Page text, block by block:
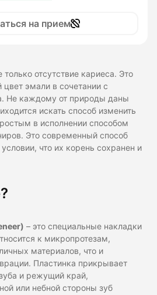
на прием
отсутствие кариеса. Это
эмали в сочетании с
Не каждому от природы даны
искать способ изменить
в исполнении способом
Это современный способ
что их корень сохранен и
– это специальные накладки
к микропротезам,
материалов, что и
Пластинка прикрывает
и режущий край,
или небной стороны зуб